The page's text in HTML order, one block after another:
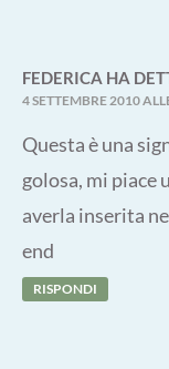
FEDERICA HA
4 SETTEMBRE 2010
Questa è una
golosa, mi piace
averla inserita
end
RISPONDI